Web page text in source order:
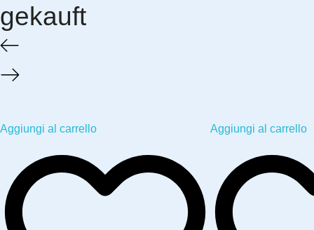
gekauft
Aggiungi al carrello Aggiungi al carrello